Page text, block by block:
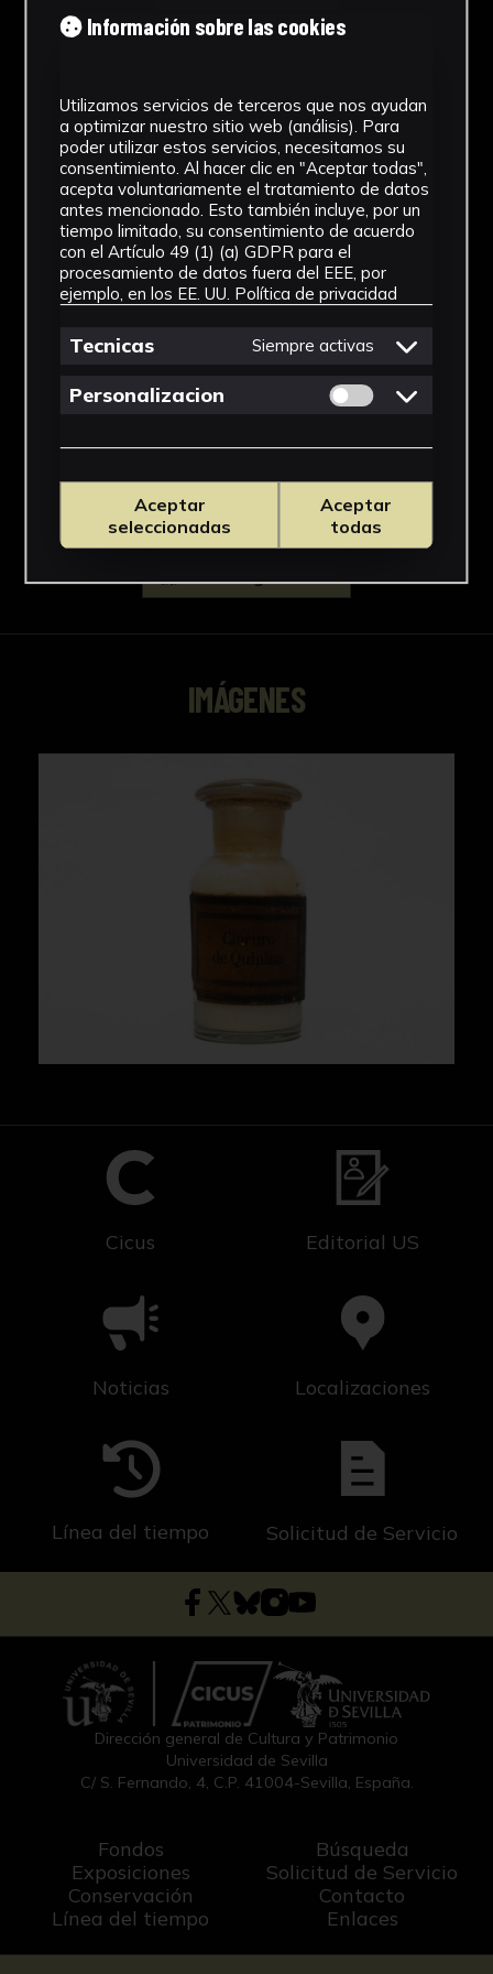
Tipología
Cronología
SF
Materiales
Vidrio
Ubicación
Facultad de Farmacia
Ver más
Descargar Ficha
IMÁGENES
Cicus Editorial US
Noticias Localizaciones
Línea del tiempo Solicitud de Servicio
Dirección general de Cultura y Patrimonio
Universidad de Sevilla
C/ S. Fernando, 4, C.P. 41004-Sevilla, España.
Fondos
Exposiciones
Conservación
Línea del tiempo
Búsqueda
Solicitud de Servicio
Contacto
Enlaces
Información sobre las cookies
Utilizamos servicios de terceros que nos ayudan
a optimizar nuestro sitio web (análisis). Para
poder utilizar estos servicios, necesitamos su
consentimiento. Al hacer clic en "Aceptar todas",
acepta voluntariamente el tratamiento de datos
antes mencionado. Esto también incluye, por un
tiempo limitado, su consentimiento de acuerdo
con el Artículo 49 (1) (a) GDPR para el
procesamiento de datos fuera del EEE, por
ejemplo, en los EE. UU. Política de privacidad
Tecnicas Siempre activas
Personalizacion Permitir cookies
Aceptar
seleccionadas
Aceptar
todas